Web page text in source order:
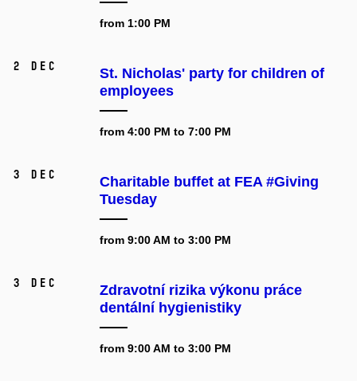
from 1:00 PM
2 Dec
St. Nicholas' party for children of
employees
from 4:00 PM to 7:00 PM
3 Dec
Charitable buffet at FEA #Giving
Tuesday
from 9:00 AM to 3:00 PM
3 Dec
Zdravotní rizika výkonu práce
dentální hygienistiky
from 9:00 AM to 3:00 PM